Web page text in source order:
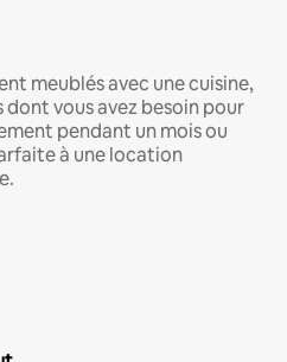
meublés avec une cuisine,
vous avez besoin pour
pendant un mois ou
à une location